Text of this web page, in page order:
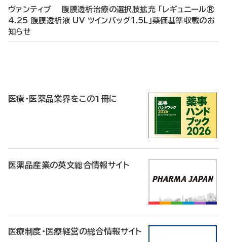
ヴァンティブ 腹膜透析治療の選択肢拡充 「レギュニール®
4.25 腹膜透析液 UV ツインバッグ1.5L」薬価基準収載のお
知らせ
医療・医薬品業界をこの1冊に
医薬品産業の英文総合情報サイト
医療制度・医療経営の総合情報サイト